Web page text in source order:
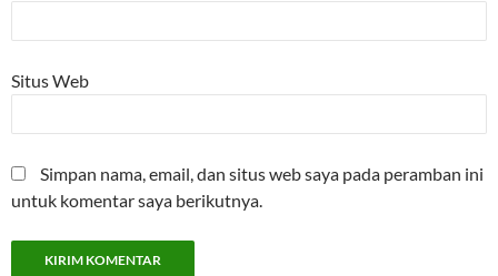
Situs Web
Simpan nama, email, dan situs web saya pada peramban ini
untuk komentar saya berikutnya.